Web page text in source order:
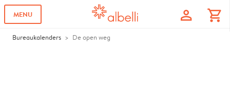
MENU profile shopping_cart
Bureaukalenders De open weg